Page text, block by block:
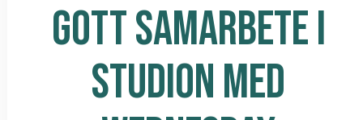
GOTT SAMARBETE I
STUDION MED